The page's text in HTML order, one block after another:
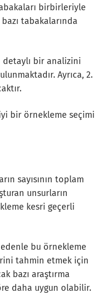
birbirleriyle
tabakalarında
detaylı bir analizini
Ayrıca, 2.
bir örnekleme seçimi
sayısının toplam
unsurların
kesri geçerli
bu örnekleme
tahmin etmek için
bazı araştırma
daha uygun olabilir.